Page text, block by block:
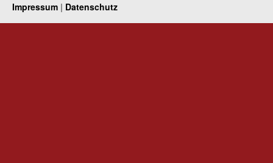
Impressum | Datenschutz